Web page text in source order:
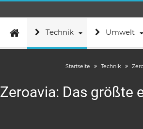
Technik Umwelt
Startseite Technik
Zeroavia: Das größte